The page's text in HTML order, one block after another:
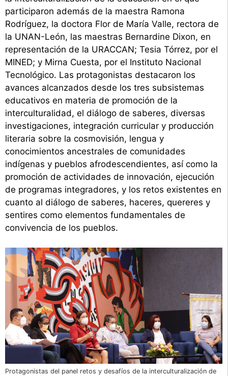
participaron además de la maestra Ramona
Rodríguez, la doctora Flor de María Valle, rectora de
la UNAN-León, las maestras Bernardine Dixon, en
representación de la URACCAN; Tesia Tórrez, por el
MINED; y Mirna Cuesta, por el Instituto Nacional
Tecnológico. Las protagonistas destacaron los
avances alcanzados desde los tres subsistemas
educativos en materia de promoción de la
interculturalidad, el diálogo de saberes, diversas
investigaciones, integración curricular y producción
literaria sobre la cosmovisión, lengua y
conocimientos ancestrales de comunidades
indígenas y pueblos afrodescendientes, así como la
promoción de actividades de innovación, ejecución
de programas integradores, y los retos existentes en
cuanto al diálogo de saberes, haceres, quereres y
sentires como elementos fundamentales de
convivencia de los pueblos.
Protagonistas del panel retos y desafíos de la interculturalización de